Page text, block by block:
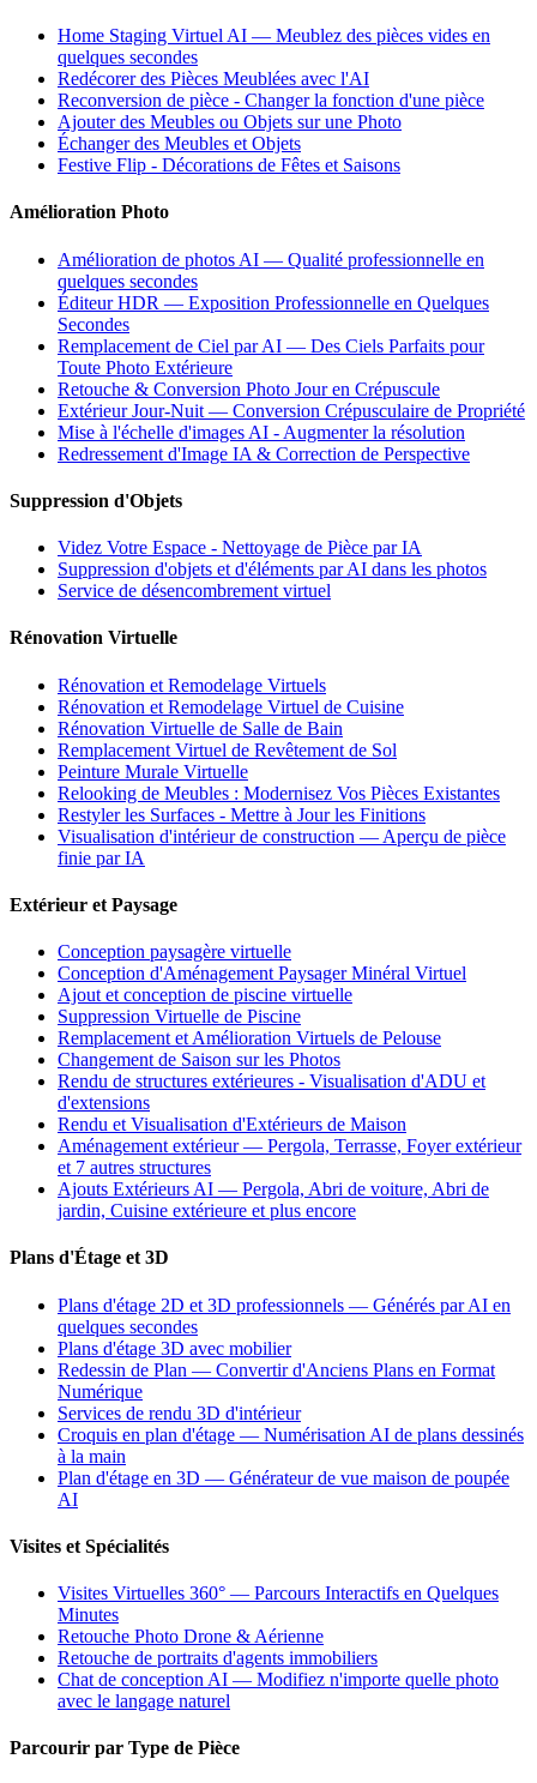
Home Staging Virtuel AI — Meublez des pièces vides en
quelques secondes
Redécorer des Pièces Meublées avec l'AI
Reconversion de pièce - Changer la fonction d'une pièce
Ajouter des Meubles ou Objets sur une Photo
Échanger des Meubles et Objets
Festive Flip - Décorations de Fêtes et Saisons
Amélioration Photo
Amélioration de photos AI — Qualité professionnelle en
quelques secondes
Éditeur HDR — Exposition Professionnelle en Quelques
Secondes
Remplacement de Ciel par AI — Des Ciels Parfaits pour
Toute Photo Extérieure
Retouche & Conversion Photo Jour en Crépuscule
Extérieur Jour-Nuit — Conversion Crépusculaire de Propriété
Mise à l'échelle d'images AI - Augmenter la résolution
Redressement d'Image IA & Correction de Perspective
Suppression d'Objets
Videz Votre Espace - Nettoyage de Pièce par IA
Suppression d'objets et d'éléments par AI dans les photos
Service de désencombrement virtuel
Rénovation Virtuelle
Rénovation et Remodelage Virtuels
Rénovation et Remodelage Virtuel de Cuisine
Rénovation Virtuelle de Salle de Bain
Remplacement Virtuel de Revêtement de Sol
Peinture Murale Virtuelle
Relooking de Meubles : Modernisez Vos Pièces Existantes
Restyler les Surfaces - Mettre à Jour les Finitions
Visualisation d'intérieur de construction — Aperçu de pièce
finie par IA
Extérieur et Paysage
Conception paysagère virtuelle
Conception d'Aménagement Paysager Minéral Virtuel
Ajout et conception de piscine virtuelle
Suppression Virtuelle de Piscine
Remplacement et Amélioration Virtuels de Pelouse
Changement de Saison sur les Photos
Rendu de structures extérieures - Visualisation d'ADU et
d'extensions
Rendu et Visualisation d'Extérieurs de Maison
Aménagement extérieur — Pergola, Terrasse, Foyer extérieur
et 7 autres structures
Ajouts Extérieurs AI — Pergola, Abri de voiture, Abri de
jardin, Cuisine extérieure et plus encore
Plans d'Étage et 3D
Plans d'étage 2D et 3D professionnels — Générés par AI en
quelques secondes
Plans d'étage 3D avec mobilier
Redessin de Plan — Convertir d'Anciens Plans en Format
Numérique
Services de rendu 3D d'intérieur
Croquis en plan d'étage — Numérisation AI de plans dessinés
à la main
Plan d'étage en 3D — Générateur de vue maison de poupée
AI
Visites et Spécialités
Visites Virtuelles 360° — Parcours Interactifs en Quelques
Minutes
Retouche Photo Drone & Aérienne
Retouche de portraits d'agents immobiliers
Chat de conception AI — Modifiez n'importe quelle photo
avec le langage naturel
Parcourir par Type de Pièce